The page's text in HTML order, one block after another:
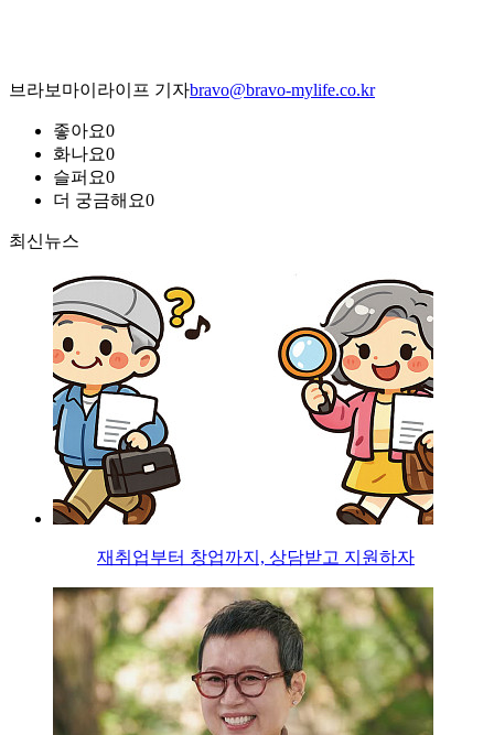
브라보마이라이프 기자bravo@bravo-mylife.co.kr
좋아요0
화나요0
슬퍼요0
더 궁금해요0
최신뉴스
재취업부터 창업까지, 상담받고 지원하자